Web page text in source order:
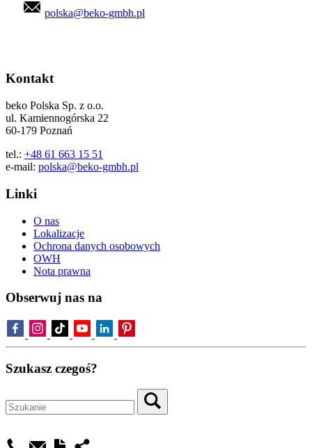
polska@beko-gmbh.pl
Kontakt
beko Polska Sp. z o.o.
ul. Kamiennogórska 22
60-179 Poznań
tel.: +48 61 663 15 51
e-mail: polska@beko-gmbh.pl
Linki
O nas
Lokalizacje
Ochrona danych osobowych
OWH
Nota prawna
Obserwuj nas na
Szukasz czegoś?